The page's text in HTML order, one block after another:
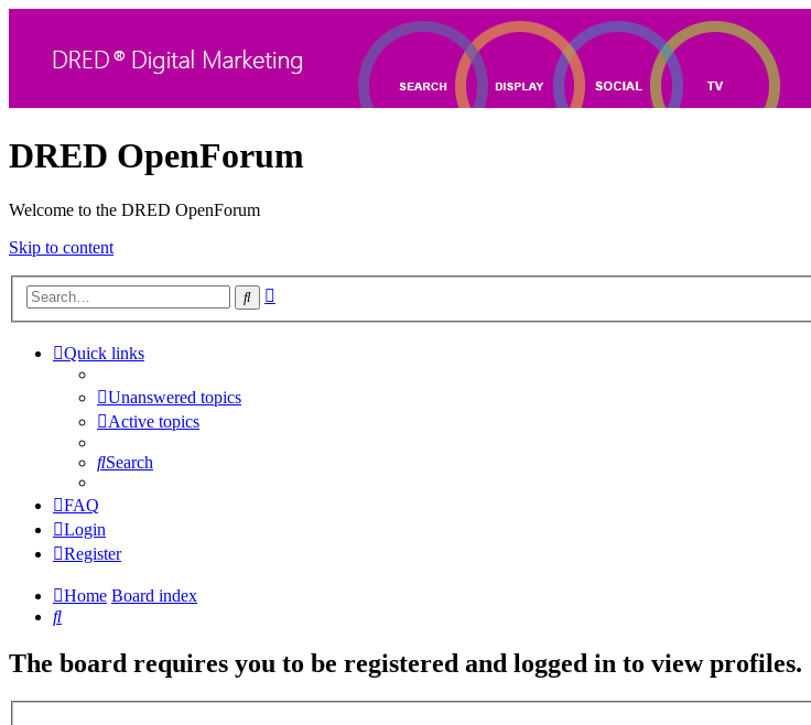
DRED OpenForum
Welcome to the DRED OpenForum
Skip to content
Search
Quick links
Unanswered topics
Active topics
Search
FAQ
Login
Register
Home Board index
Search
The board requires you to be registered and logged in to view profiles.